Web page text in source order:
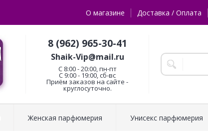
О магазине Доставка / Оплата
8 (962) 965-30-41
Shaik-Vip@mail.ru
C 8:00 - 20:00, пн-пт
С 9:00 - 19:00, сб-вс
Приём заказов на сайте -
круглосуточно.
Женская парфюмерия Унисекс парфюмерия